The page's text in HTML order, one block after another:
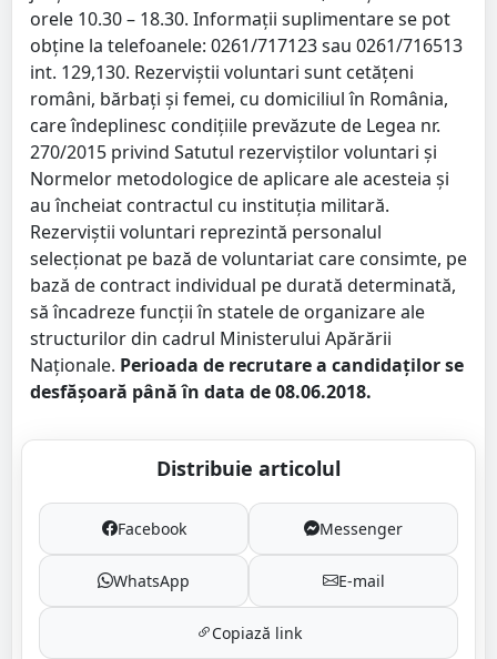
orele 10.30 – 18.30. Informaţii suplimentare se pot
obţine la telefoanele: 0261/717123 sau 0261/716513
int. 129,130. Rezerviştii voluntari sunt cetăţeni
români, bărbaţi şi femei, cu domiciliul în România,
care îndeplinesc condiţiile prevăzute de Legea nr.
270/2015 privind Satutul rezerviştilor voluntari şi
Normelor metodologice de aplicare ale acesteia şi
au încheiat contractul cu instituţia militară.
Rezerviştii voluntari reprezintă personalul
selecţionat pe bază de voluntariat care consimte, pe
bază de contract individual pe durată determinată,
să încadreze funcţii în statele de organizare ale
structurilor din cadrul Ministerului Apărării
Naţionale. Perioada de recrutare a candidaţilor se
desfăşoară până în data de 08.06.2018.
Distribuie articolul
Facebook Messenger
WhatsApp E-mail
Copiază link